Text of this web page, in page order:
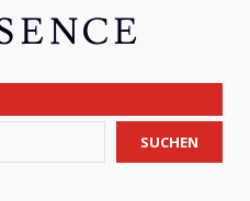
SUCHEN